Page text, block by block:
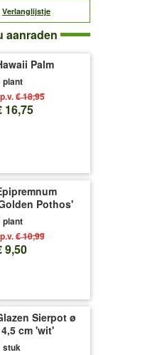
Verlanglijstje
aanraden
Palm
plant
€ 18,95
16,75
Pothos'
plant
€ 10,99
9,50
Sierpot ø
cm 'wit'
stuk